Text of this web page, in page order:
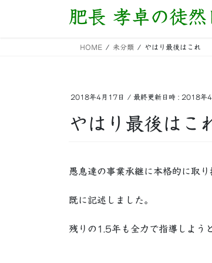
肥長 孝卓の徒然
HOME 未分類 やはり最後はこれ
2018年4月17日 / 最終更新日時 : 2018年
やはり最後はこ
愚息達の事業承継に本格的に取
既に記述しました。
残りの1.5年も全力で指導しよう